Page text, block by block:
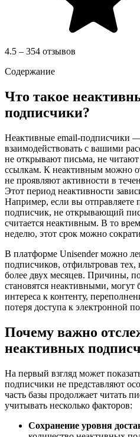
4.5 – 354 отзывов
Содержание
Что такое
подписчики?
Неактивные email-подписчики —
взаимодействовать с вашими
не открывают письма, не
ссылкам. К неактивным можно
не проявляют активности в
Этот период неактивности
Например, если вы отправляете
подписчик, не открывающий
считается неактивным. В то
неделю, этот срок можно
В платформе Unisender можно
подписчиков, отфильтровав
более двух месяцев. Причины,
становятся неактивными, могут
интереса к контенту,
потеря доступа к электронной
Почему важно
неактивных
На первый взгляд может
подписчики не представляют
часть базы продолжает читать
учитывать несколько факторов:
Сохранение уровня